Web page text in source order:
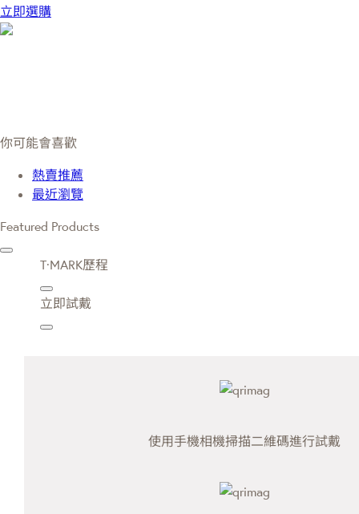
立即選購
你可能會喜歡
熱賣推薦
最近瀏覽
Featured Products
T·MARK歷程
立即試戴
使用手機相機掃描二維碼進行試戴